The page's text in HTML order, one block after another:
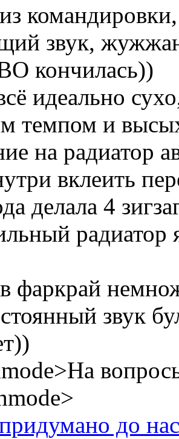
звук,
кончилась))
идеально
темпом и
на радиатор
вклеить
делала 4
радиатор
фаркрай
звук
до